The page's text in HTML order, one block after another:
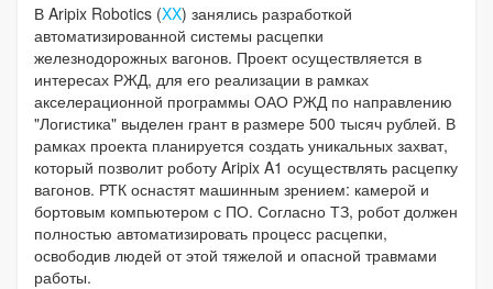
В Aripix Robotics (XX) занялись разработкой
автоматизированной системы расцепки
железнодорожных вагонов. Проект осуществляется в
интересах РЖД, для его реализации в рамках
акселерационной программы ОАО РЖД по направлению
"Логистика" выделен грант в размере 500 тысяч рублей. В
рамках проекта планируется создать уникальных захват,
который позволит роботу Aripix A1 осуществлять расцепку
вагонов. РТК оснастят машинным зрением: камерой и
бортовым компьютером с ПО. Согласно ТЗ, робот должен
полностью автоматизировать процесс расцепки,
освободив людей от этой тяжелой и опасной травмами
работы.